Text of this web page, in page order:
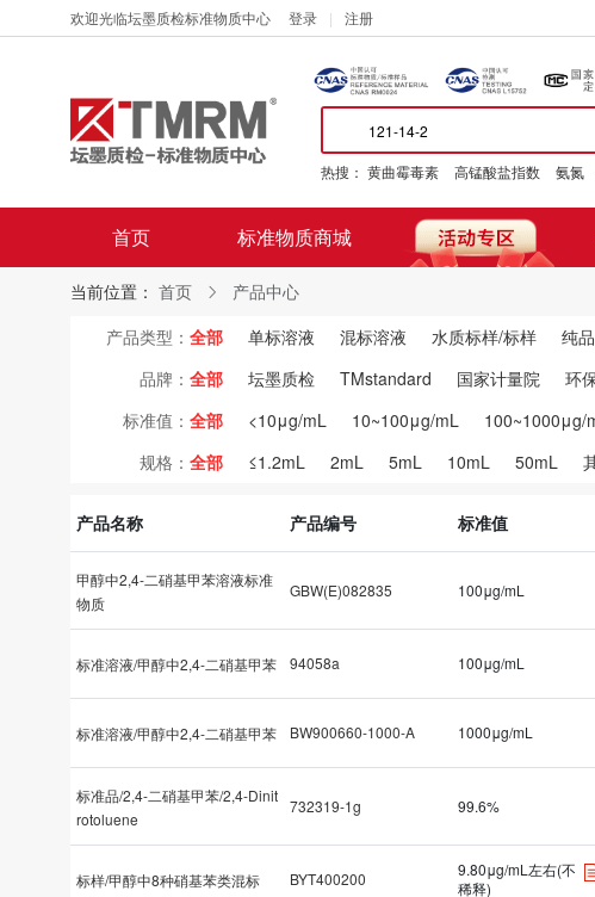
欢迎光临坛墨质检标准物质中心 登录 注册
热搜： 黄曲霉毒素 高锰酸盐指数 氨氮
首页 标准物质商城
当前位置： 首页
产品中心
产品类型： 全部 单标溶液 混标溶液 水质标样/标样
纯品
品牌： 全部 坛墨质检 TMstandard 国家计量院 环
标准值： 全部 <10μg/mL 10~100μg/mL 100~1000μg/
规格： 全部 ≤1.2mL 2mL 5mL 10mL 50mL
产品名称 产品编号 标准值
甲醇中2,4-二硝基甲苯溶液标准
物质
GBW(E)082835 100μg/mL
标准溶液/甲醇中2,4-二硝基甲苯 94058a 100μg/mL
标准溶液/甲醇中2,4-二硝基甲苯 BW900660-1000-A 1000μg/mL
标准品/2,4-二硝基甲苯/2,4-Dinit
rotoluene
732319-1g 99.6%
标样/甲醇中8种硝基苯类混标 BYT400200
9.80μg/mL左右(不
稀释)